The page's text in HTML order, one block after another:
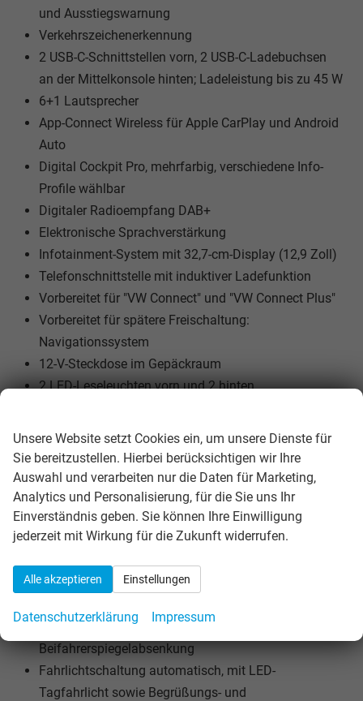
und Ausstiegswarnung
Verkehrszeichenerkennung
2 USB-C-Schnittstellen vorn, 2 USB-C-Ladebuchsen
an der Mittelkonsole hinten; Ladeleistung bis zu 45 W
6+1 Lautsprecher
App-Connect Wireless für Apple CarPlay und Android
Auto
Digital Cockpit Pro, mehrfarbig, verschiedene Info-
Profile wählbar
Digitaler Radioempfang DAB+
Elektronische Sprachverstärkung
Infotainment-System mit 32,7-cm-Display (12,9 Zoll)
Telefonschnittstelle mit induktiver Ladefunktion
Vorbereitet für "VW Connect" und "VW Connect Plus"
Vorbereitet für spätere Freischaltung:
Navigationssystem
12-V-Steckdose im Gepäckraum
2 LED-Leseleuchten vorn und 2 hinten
Regelung
Klimaanlage "Climatronic" mit Aktiv-Kombifilter
Nichtraucherausführung - Ablagefach und 12-V-
Steckdose vorn
Schlüsselloses Schließ- und Startsystem "Keyless
SAFE-Verriegelung
mit Memory-Funktion und
Beifahrerspiegelabsenkung
Fahrlichtschaltung automatisch, mit LED-
Tagfahrlicht sowie Begrüßungs- und
Unsere Website setzt Cookies ein, um unsere Dienste für
Sie bereitzustellen. Hierbei berücksichtigen wir Ihre
Auswahl und verarbeiten nur die Daten für Marketing,
Analytics und Personalisierung, für die Sie uns Ihr
Einverständnis geben. Sie können Ihre Einwilligung
jederzeit mit Wirkung für die Zukunft widerrufen.
Alle akzeptieren Einstellungen
Datenschutzerklärung Impressum